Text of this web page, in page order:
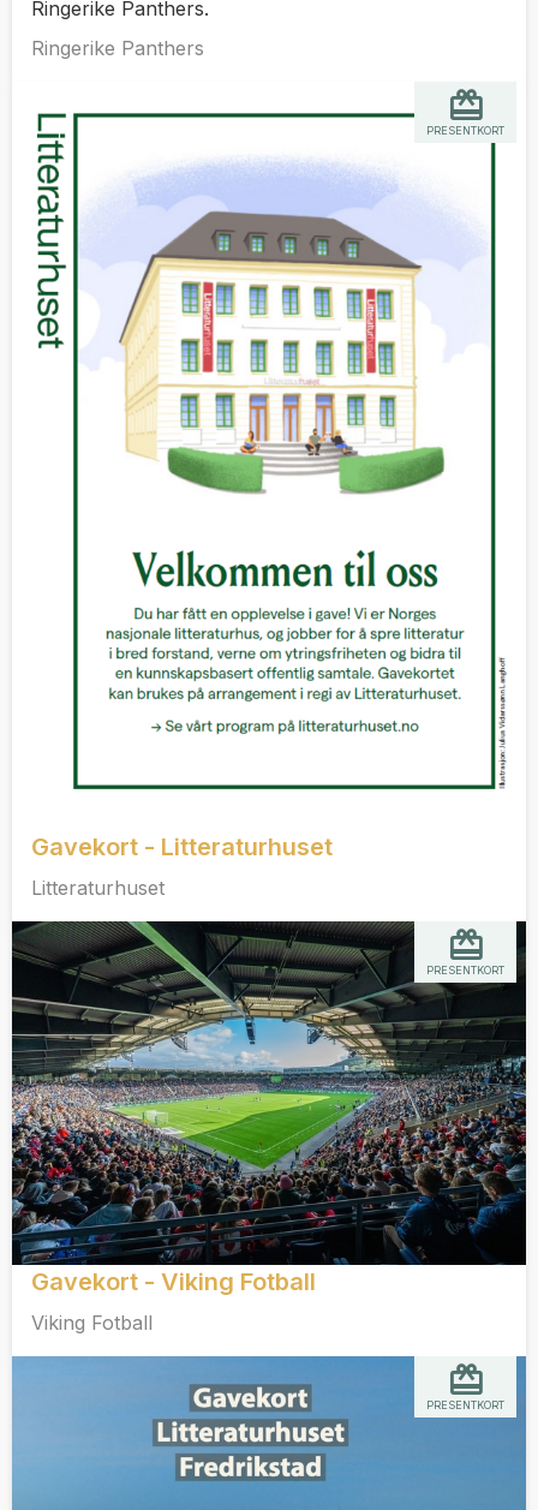
Ringerike Panthers.
Ringerike Panthers
Gavekort - Litteraturhuset
Litteraturhuset
PRESENTKORT
Gavekort - Viking Fotball
Viking Fotball
PRESENTKORT
PRESENTKORT